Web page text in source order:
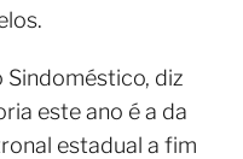
diz
este ano é a da
estadual a fim